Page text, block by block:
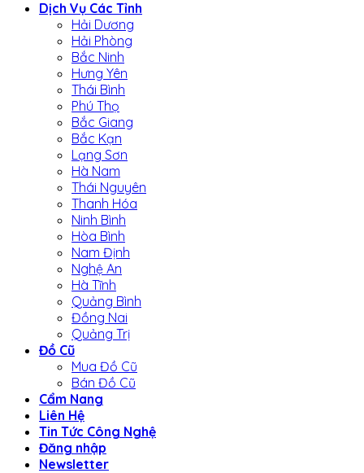
Dịch Vụ Các Tỉnh
Hải Dương
Hải Phòng
Bắc Ninh
Hưng Yên
Thái Bình
Phú Thọ
Bắc Giang
Bắc Kạn
Lạng Sơn
Hà Nam
Thái Nguyên
Thanh Hóa
Ninh Bình
Hòa Bình
Nam Định
Nghệ An
Hà Tĩnh
Quảng Bình
Đồng Nai
Quảng Trị
Đồ Cũ
Mua Đồ Cũ
Bán Đồ Cũ
Cẩm Nang
Liên Hệ
Tin Tức Công Nghệ
Đăng nhập
Newsletter